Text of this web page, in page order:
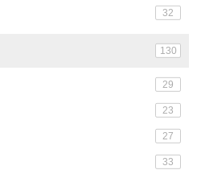
32
130
29
23
27
33